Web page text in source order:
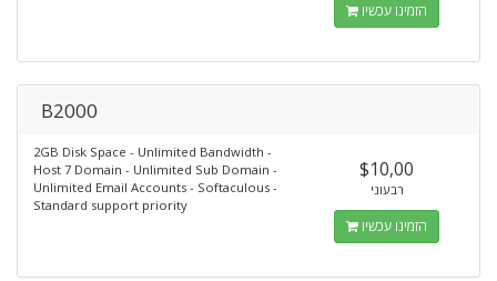
הזמינו עכשיו
B2000
2GB Disk Space - Unlimited Bandwidth -
Host 7 Domain - Unlimited Sub Domain -
Unlimited Email Accounts - Softaculous -
Standard support priority
$10,00
רבעוני
הזמינו עכשיו